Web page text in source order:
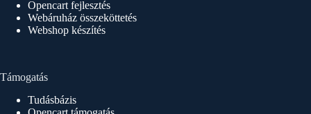
Opencart fejlesztés
Webáruház összeköttetés
Webshop készítés
Támogatás
Tudásbázis